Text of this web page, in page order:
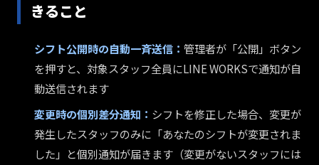
きること
シフト公開時の自動一斉送信： 管理者が「公開」ボタン
を押すと、対象スタッフ全員にLINE WORKSで通知が自
動送信されます
変更時の個別差分通知： シフトを修正した場合、変更が
発生したスタッフのみに「あなたのシフトが変更されま
した」と個別通知が届きます（変更がないスタッフには